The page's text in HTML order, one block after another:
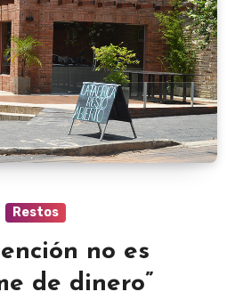
Restos
no es
de dinero”